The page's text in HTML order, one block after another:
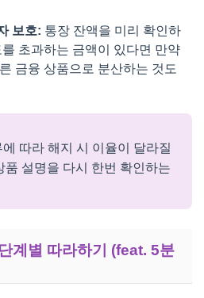
보호: 통장 잔액을 미리 확인하
초과하는 금액이 있다면 만약
금융 상품으로 분산하는 것도
따라 해지 시 이율이 달라질
품 설명을 다시 한번 확인하는
계별 따라하기 (feat. 5분